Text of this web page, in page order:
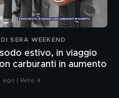
SERA WEEKEND
estivo, in viaggio
carburanti in aumento
ago | Rete 4